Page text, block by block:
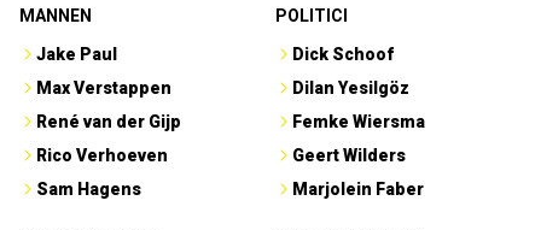
MANNEN
Jake Paul
Max Verstappen
René van der Gijp
Rico Verhoeven
Sam Hagens
POLITICI
Dick Schoof
Dilan Yesilgöz
Femke Wiersma
Geert Wilders
Marjolein Faber